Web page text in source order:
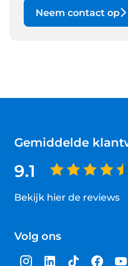
Neem contact op
Gemiddelde
9.1
Bekijk hier de reviews
van
sterren
Volg ons